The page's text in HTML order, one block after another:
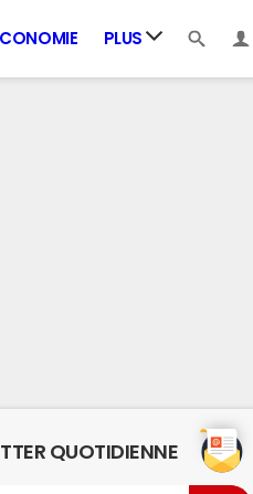
PLUS
QUOTIDIENNE